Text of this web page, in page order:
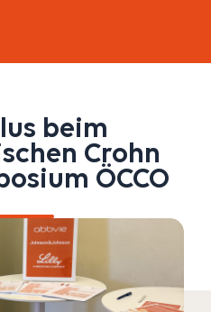
beim
Crohn
ÖCCO